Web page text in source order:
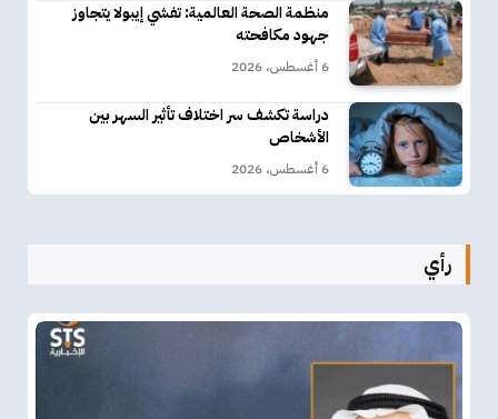
منظمة الصحة العالمية: تفشي إيبولا يتجاوز
جهود مكافحته
6 أغسطس، 2026
دراسة تكشف سر اختلاف تأثير السهر بين
الأشخاص
6 أغسطس، 2026
رأي